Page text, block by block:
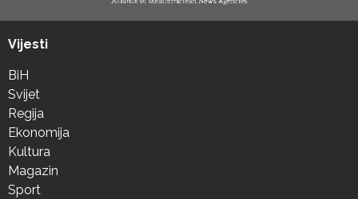
Vijesti
BiH
Svijet
Regija
Ekonomija
Kultura
Magazin
Sport